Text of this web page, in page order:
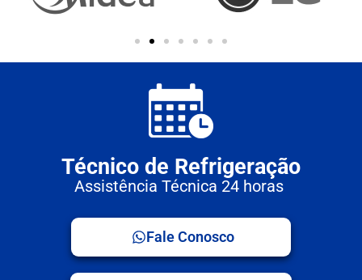
Técnico de Refrigeração
Assistência Técnica 24 horas
Fale Conosco